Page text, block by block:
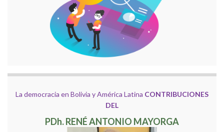
La democracia en Bolivia y América Latina CONTRIBUCIONES
DEL
PDh. RENÉ ANTONIO MAYORGA